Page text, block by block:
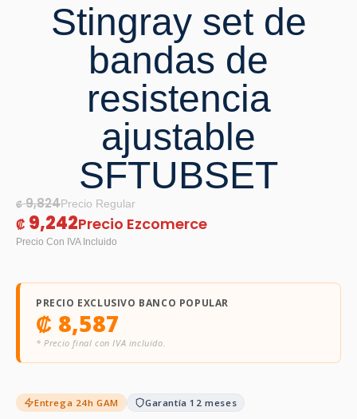
Stingray set de
bandas de
resistencia
ajustable
SFTUBSET
₡9,824
₡ 9,242
PRECIO EXCLUSIVO BANCO POPULAR
₡ 8,587
* Precio final con IVA incluido.
Entrega 24h GAM Garantía 12 meses